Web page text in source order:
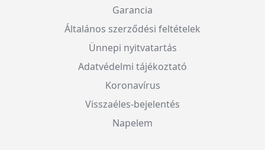
Garancia
Általános szerződési feltételek
Ünnepi nyitvatartás
Adatvédelmi tájékoztató
Koronavírus
Visszaéles-bejelentés
Napelem